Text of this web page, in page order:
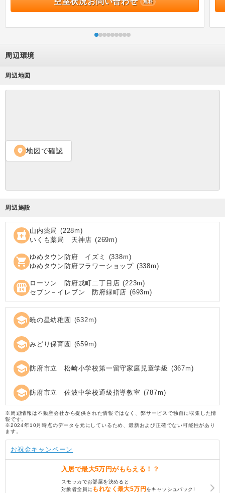
無料
周辺環境
周辺地図
location_on 地図で確認
周辺施設
local_pharmacy 山内薬局 (228m)
いくも薬局 天神店 (269m)
shopping_cart ゆめタウン防府 イズミ (338m)
ゆめタウン防府フラワーショップ (338m)
local_convenience_store ローソン 防府戎町二丁目店 (223m)
セブン－イレブン 防府緑町店 (693m)
school 暁の星幼稚園 (632m)
school みどり保育園 (659m)
school 防府市立 松崎小学校第一留守家庭児童学級 (367m)
school 防府市立 佐波中学校通級指導教室 (787m)
※周辺情報は不動産会社から提供された情報ではなく、弊サービスで独自に収集した情
報です。
※2024年10月時点のデータを元にしているため、最新および正確でない可能性があり
ます。
お祝金キャンペーン
入居で最大5万円がもらえる！？
スモッカでお部屋を決めると
対象者全員に もれなく最大5万円をキャッシュバック!